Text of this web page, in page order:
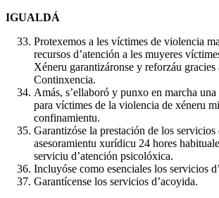
IGUALDÁ
Protexemos a les víctimes de violencia
recursos d’atención a les muyeres
Xéneru garantizáronse y reforzáu gracies
Continxencia.
Amás, s’ellaboró y punxo en marcha una
para víctimes de la violencia de xéneru
confinamientu.
Garantizóse la prestación de los
asesoramientu xurídicu 24 hores
serviciu d’atención psicolóxica.
Incluyóse como esenciales los servicios
Garantícense los servicios d’acoyida.